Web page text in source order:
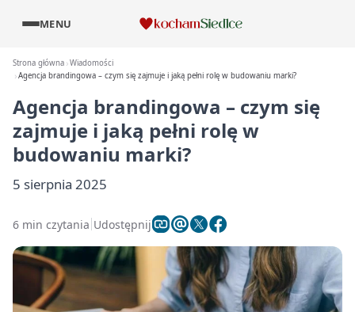
MENU
Strona główna Wiadomości
Agencja brandingowa – czym się zajmuje i jaką pełni rolę w budowaniu marki?
Agencja brandingowa – czym się
zajmuje i jaką pełni rolę w
budowaniu marki?
5 sierpnia 2025
6 min czytania Udostępnij